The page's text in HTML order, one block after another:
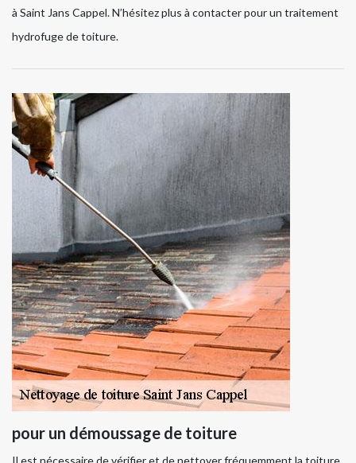
à Saint Jans Cappel. N’hésitez plus à contacter pour un traitement
hydrofuge de toiture.
pour un démoussage de toiture